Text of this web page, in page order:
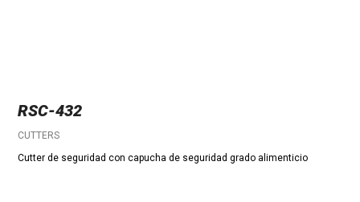
RSC-432
CUTTERS
Cutter de seguridad con capucha de seguridad grado alimenticio